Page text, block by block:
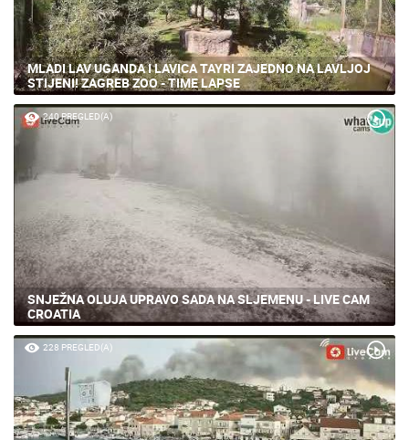
MLADI LAV UGANDA I LAVICA TAYRI ZAJEDNO NA LAVLJOJ
STIJENI! ZAGREB ZOO - TIME LAPSE
240 PREGLED(A)
SNJEŽNA OLUJA UPRAVO SADA NA SLJEMENU - LIVE CAM
CROATIA
228 PREGLED(A)